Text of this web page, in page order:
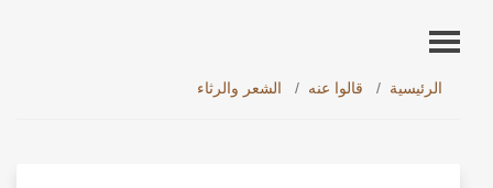
الرئيسية قالوا عنه الشعر والرثاء